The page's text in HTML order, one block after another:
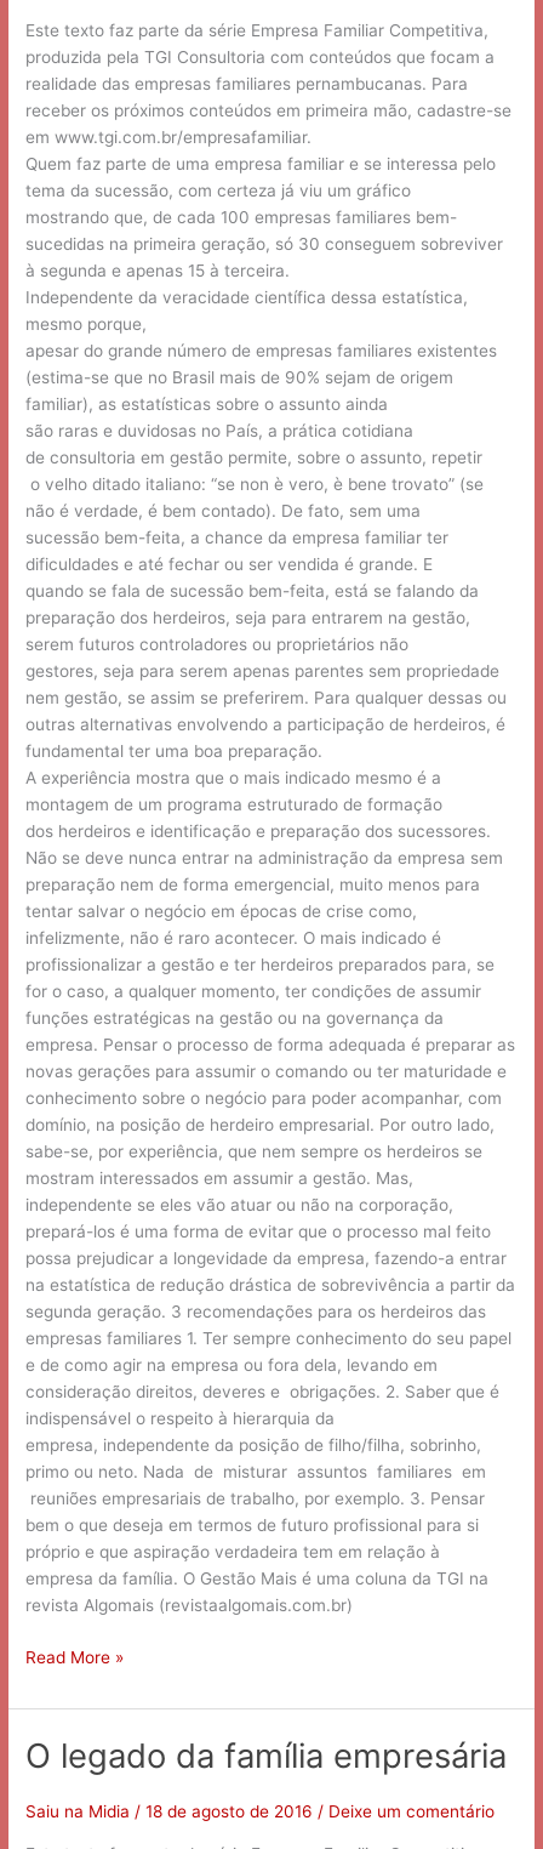
Este texto faz parte da série Empresa Familiar Competitiva,
produzida pela TGI Consultoria com conteúdos que focam a
realidade das empresas familiares pernambucanas. Para
receber os próximos conteúdos em primeira mão, cadastre-se
em www.tgi.com.br/empresafamiliar.
Quem faz parte de uma empresa familiar e se interessa pelo
tema da sucessão, com certeza já viu um gráfico
mostrando que, de cada 100 empresas familiares bem-
sucedidas na primeira geração, só 30 conseguem sobreviver
à segunda e apenas 15 à terceira.
Independente da veracidade científica dessa estatística,
mesmo porque,
apesar do grande número de empresas familiares existentes
(estima-se que no Brasil mais de 90% sejam de origem
familiar), as estatísticas sobre o assunto ainda
são raras e duvidosas no País, a prática cotidiana
de consultoria em gestão permite, sobre o assunto, repetir
o velho ditado italiano: “se non è vero, è bene trovato” (se
não é verdade, é bem contado). De fato, sem uma
sucessão bem-feita, a chance da empresa familiar ter
dificuldades e até fechar ou ser vendida é grande. E
quando se fala de sucessão bem-feita, está se falando da
preparação dos herdeiros, seja para entrarem na gestão,
serem futuros controladores ou proprietários não
gestores, seja para serem apenas parentes sem propriedade
nem gestão, se assim se preferirem. Para qualquer dessas ou
outras alternativas envolvendo a participação de herdeiros, é
fundamental ter uma boa preparação.
A experiência mostra que o mais indicado mesmo é a
montagem de um programa estruturado de formação
dos herdeiros e identificação e preparação dos sucessores.
Não se deve nunca entrar na administração da empresa sem
preparação nem de forma emergencial, muito menos para
tentar salvar o negócio em épocas de crise como,
infelizmente, não é raro acontecer. O mais indicado é
profissionalizar a gestão e ter herdeiros preparados para, se
for o caso, a qualquer momento, ter condições de assumir
funções estratégicas na gestão ou na governança da
empresa. Pensar o processo de forma adequada é preparar as
novas gerações para assumir o comando ou ter maturidade e
conhecimento sobre o negócio para poder acompanhar, com
domínio, na posição de herdeiro empresarial. Por outro lado,
sabe-se, por experiência, que nem sempre os herdeiros se
mostram interessados em assumir a gestão. Mas,
independente se eles vão atuar ou não na corporação,
prepará-los é uma forma de evitar que o processo mal feito
possa prejudicar a longevidade da empresa, fazendo-a entrar
na estatística de redução drástica de sobrevivência a partir da
segunda geração. 3 recomendações para os herdeiros das
empresas familiares 1. Ter sempre conhecimento do seu papel
e de como agir na empresa ou fora dela, levando em
consideração direitos, deveres e obrigações. 2. Saber que é
indispensável o respeito à hierarquia da
empresa, independente da posição de filho/filha, sobrinho,
primo ou neto. Nada de misturar assuntos familiares em
reuniões empresariais de trabalho, por exemplo. 3. Pensar
bem o que deseja em termos de futuro profissional para si
próprio e que aspiração verdadeira tem em relação à
empresa da família. O Gestão Mais é uma coluna da TGI na
revista Algomais (revistaalgomais.com.br)
Read More »
O legado da família empresária
Saiu na Midia /18 de agosto de 2016 / Deixe um comentário
O
legado